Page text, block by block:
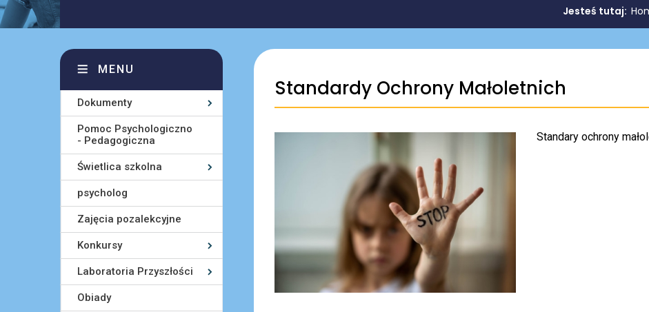
Jesteś tutaj:
Standardy Ochrony Małoletnich
Standary ochrony
MENU
Dokumenty
Pomoc Psychologiczno
- Pedagogiczna
Świetlica szkolna
psycholog
Zajęcia pozalekcyjne
Konkursy
Laboratoria Przyszłości
Obiady